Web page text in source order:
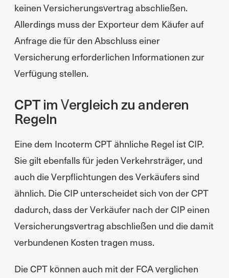
keinen Versicherungsvertrag abschließen.
Allerdings muss der Exporteur dem Käufer auf
Anfrage die für den Abschluss einer
Versicherung erforderlichen Informationen zur
Verfügung stellen.
CPT im Vergleich zu anderen
Regeln
Eine dem Incoterm CPT ähnliche Regel ist CIP.
Sie gilt ebenfalls für jeden Verkehrsträger, und
auch die Verpflichtungen des Verkäufers sind
ähnlich. Die CIP unterscheidet sich von der CPT
dadurch, dass der Verkäufer nach der CIP einen
Versicherungsvertrag abschließen und die damit
verbundenen Kosten tragen muss.
Die CPT können auch mit der FCA verglichen